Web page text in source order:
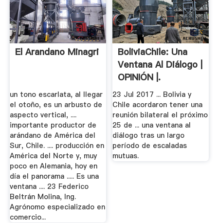
El Arandano Minagri
un tono escarlata, al llegar
el otoño, es un arbusto de
aspecto vertical, ....
importante productor de
arándano de América del
Sur, Chile. .... producción en
América del Norte y, muy
poco en Alemania, hoy en
día el panorama ..... Es una
ventana .... 23 Federico
Beltrán Molina, Ing.
Agrónomo especializado en
comercio...
BoliviaChile: Una
Ventana Al Diálogo |
OPINIÓN |.
23 Jul 2017 ... Bolivia y
Chile acordaron tener una
reunión bilateral el próximo
25 de ... una ventana al
diálogo tras un largo
período de escaladas
mutuas.